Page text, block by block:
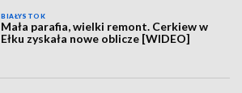
BIAŁYSTOK
Mała parafia, wielki remont. Cerkiew w
Ełku zyskała nowe oblicze [WIDEO]